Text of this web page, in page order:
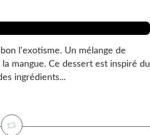
l'exotisme. Un mélange de
mangue. Ce dessert est inspiré du
ingrédients...